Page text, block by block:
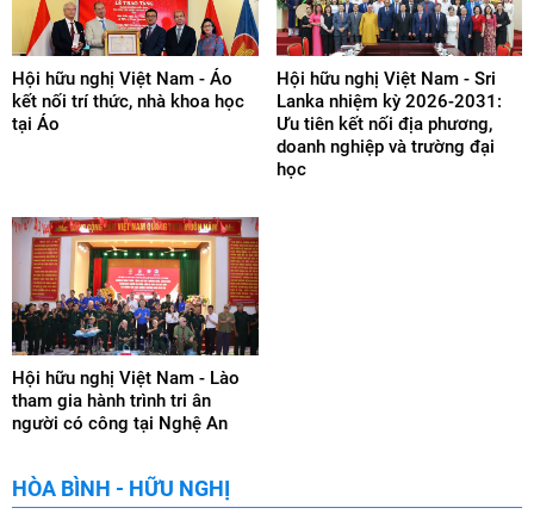
kinh tế - xã hội và quan hệ đối ngoại của đất nước.
Các tổ chức thành viên:
* Hội Quốc tế ngữ các địa phương:
- Hội Quốc tế ngữ thành phố Hà Nội
- Hội Quốc tế ngữ thành phố Hồ Chí Minh
- Chi hội Nguyễn Văn Kỉnh
- Trung tâm Kinh tế và Thương mại Esperanto
- Tổ chức Thanh niên Quốc tế ngữ Việt Nam
Các đối tác:
Các tổ chức Quốc tế ngữ các nước.
Hoạt động chính:
- Tổ chức, đồng tổ chức, tham gia nhiều sự kiện Quốc tế ngữ
trong nước và quốc tế, góp phần thúc đẩy tình đoàn kết, hữu
Hội hữu nghị Việt Nam - Áo
kết nối trí thức, nhà khoa học
tại Áo
Hội hữu nghị Việt Nam - Sri
Lanka nhiệm kỳ 2026-2031:
Ưu tiên kết nối địa phương,
doanh nghiệp và trường đại
học
Hội hữu nghị Việt Nam - Lào
tham gia hành trình tri ân
người có công tại Nghệ An
HÒA BÌNH - HỮU NGHỊ